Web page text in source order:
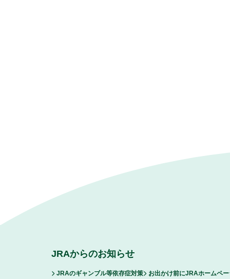
JRAからのお知らせ
JRAのギャンブル等依存症対策
お出かけ前にJRAホームペ